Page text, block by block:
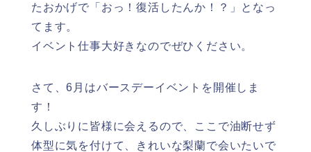
たおかげで「おっ！復活したんか！？」となっ
てます。
イベント仕事大好きなのでぜひください。
さて、6月はバースデーイベントを開催しま
す！
久しぶりに皆様に会えるので、ここで油断せず
体型に気を付けて、きれいな梨蘭で会いたいで